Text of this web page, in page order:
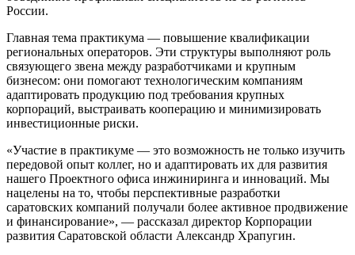
России.
Главная тема практикума — повышение квалификации
региональных операторов. Эти структуры выполняют роль
связующего звена между разработчиками и крупным
бизнесом: они помогают технологическим компаниям
адаптировать продукцию под требования крупных
корпораций, выстраивать кооперацию и минимизировать
инвестиционные риски.
«Участие в практикуме — это возможность не только изучить
передовой опыт коллег, но и адаптировать их для развития
нашего Проектного офиса инжиниринга и инноваций. Мы
нацелены на то, чтобы перспективные разработки
саратовских компаний получали более активное продвижение
и финансирование», — рассказал директор Корпорации
развития Саратовской области Александр Храпугин.